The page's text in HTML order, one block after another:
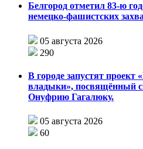
Белгород отметил 83-ю
немецко-фашистских
05 августа 2026
290
В городе запустят проект
владыки», посвящённый
Онуфрию Гагалюку.
05 августа 2026
60